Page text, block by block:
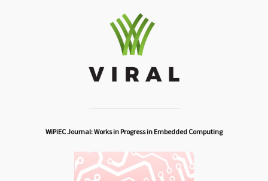
WiPiEC Journal: Works in Progress in Embedded Computing